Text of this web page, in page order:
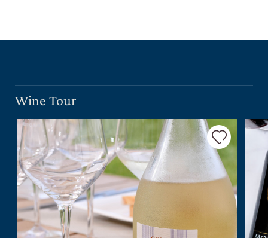
Wine Tour